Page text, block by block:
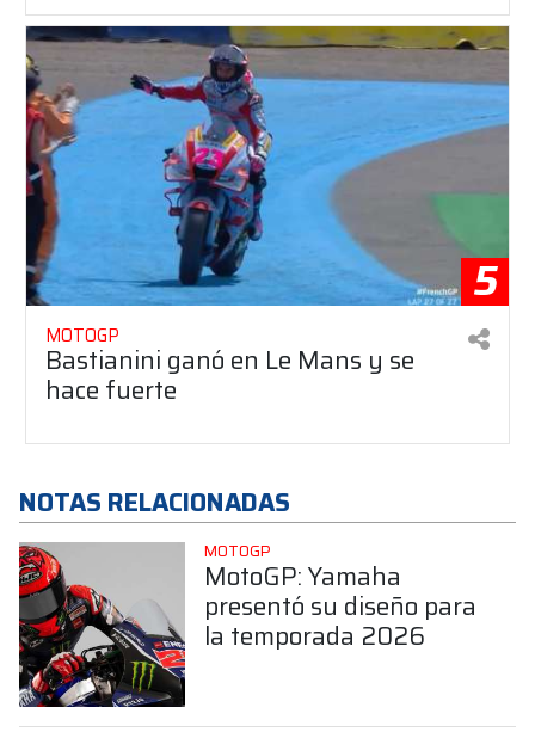
5
MOTOGP
Bastianini ganó en Le Mans y se
hace fuerte
NOTAS RELACIONADAS
MOTOGP
MotoGP: Yamaha
presentó su diseño para
la temporada 2026